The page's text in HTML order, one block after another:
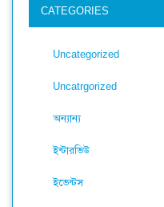
CATEGORIES
Uncategorized
Uncatrgorized
অন্যান্য
ইন্টারভিউ
ইভেন্টস